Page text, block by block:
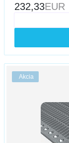
232,33EUR
Akcia